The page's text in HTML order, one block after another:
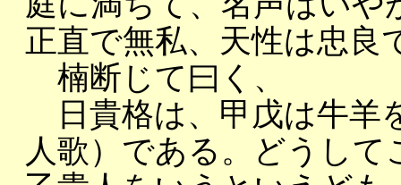
正直で無私、天性は忠良
楠断じて曰く、
日貴格は、甲戊は牛羊
人歌）である。どうし